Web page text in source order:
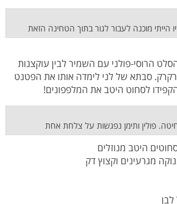
הייתי מוכנה לעבור לגור בתוך הטחינה הזאת
הרוסי-פולני עם השמיר לבין עוקצנות
ירקרק. סבתא של לני לימדה אותו את הפטנט
לסחוט היטב את המלפפונים!
פולין ותימן נפגשות על צלחת אחת